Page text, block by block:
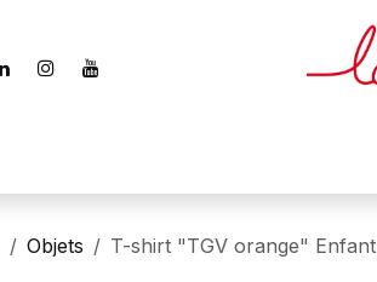
Objets T-shirt "TGV orange" Enfant